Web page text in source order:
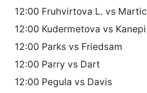
12:00 Fruhvirtova L. vs Martic
12:00 Kudermetova vs Kanepi
12:00 Parks vs Friedsam
12:00 Parry vs Dart
12:00 Pegula vs Davis